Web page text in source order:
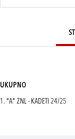
UKUPNO
1. "A" ZNL - KADETI 24/25